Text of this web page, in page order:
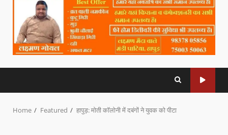
Home Featured हापुड़: मोती कॉलोनी में दबंगों ने युवक को पीटा